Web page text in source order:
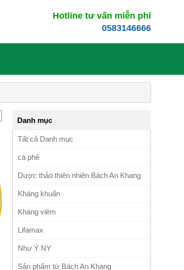
Hotline tư vấn miễn phí
0583146666
Danh mục
Tất cả Danh mục
cà phê
Dược thảo thiên nhiên Bách An Khang
Kháng khuẩn
Kháng viêm
Lifamax
Như Ý NY
Sản phẩm từ Bách An Khang